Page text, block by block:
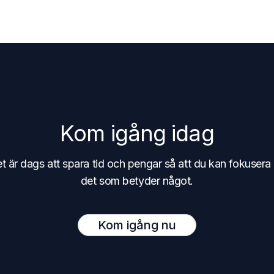
Kom igång idag
är dags att spara tid och pengar så att du kan fokusera
det som betyder något.
Kom igång nu